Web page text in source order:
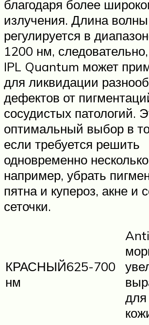
благодаря более
излучения. Длина волны
регулируется в
1200 нм,
IPL Quantum может
для ликвидации
дефектов от
сосудистых патологий.
оптимальный выбор в
если требуется решить
одновременно
например, убрать
пятна и купероз, акне и
сеточки.
КРАСНЫЙ625-700
нм
для